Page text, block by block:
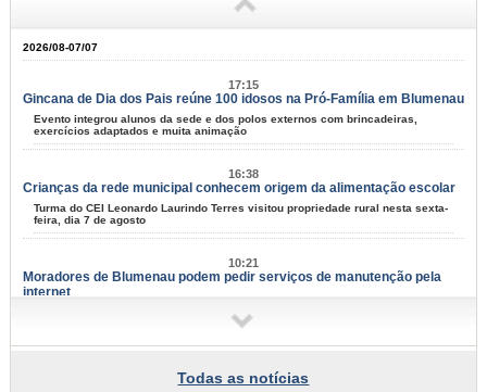
2026/08-07/07
17:15
Gincana de Dia dos Pais reúne 100 idosos na Pró-Família em Blumenau
Evento integrou alunos da sede e dos polos externos com brincadeiras,
exercícios adaptados e muita animação
16:38
Crianças da rede municipal conhecem origem da alimentação escolar
Turma do CEI Leonardo Laurindo Terres visitou propriedade rural nesta sexta-
feira, dia 7 de agosto
10:21
Moradores de Blumenau podem pedir serviços de manutenção pela
internet
Samae faz campanha para grandes geradores de lixo
Todas as notícias